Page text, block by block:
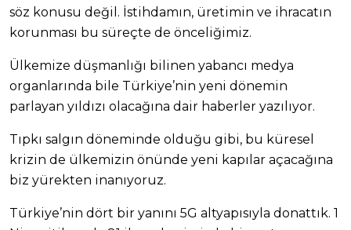
söz konusu değil. İstihdamın, üretimin ve ihracatın
korunması bu süreçte de önceliğimiz.
Ülkemize düşmanlığı bilinen yabancı medya
organlarında bile Türkiye’nin yeni dönemin
parlayan yıldızı olacağına dair haberler yazılıyor.
Tıpkı salgın döneminde olduğu gibi, bu küresel
krizin de ülkemizin önünde yeni kapılar açacağına
biz yürekten inanıyoruz.
Türkiye’nin dört bir yanını 5G altyapısıyla donattık. 1